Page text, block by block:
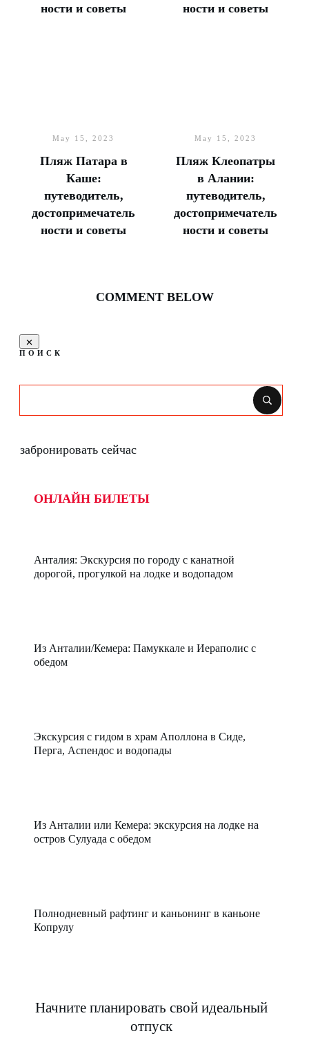
ности и советы
ности и советы
May 15, 2023
Пляж Патара в
Каше:
путеводитель,
достопримечатель
ности и советы
May 15, 2023
Пляж Клеопатры
в Алании:
путеводитель,
достопримечатель
ности и советы
COMMENT BELOW
ПОИСК
забронировать сейчас
ОНЛАЙН БИЛЕТЫ
Анталия: Экскурсия по городу с канатной
дорогой, прогулкой на лодке и водопадом
Из Анталии/Кемера: Памуккале и Иераполис с
обедом
Экскурсия с гидом в храм Аполлона в Сиде,
Перга, Аспендос и водопады
Из Анталии или Кемера: экскурсия на лодке на
остров Сулуада с обедом
Полнодневный рафтинг и каньонинг в каньоне
Копрулу
Начните планировать свой идеальный
отпуск